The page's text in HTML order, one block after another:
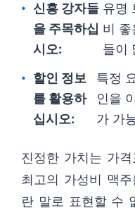
신흥 강자들
을 주목하십
시오:
유명
비 좋
들이
할인 정보
를 활용하
십시오:
특정
인을
가 가
진정한 가치는 가
최고의 가성비 맥
란 말로 표현할 수